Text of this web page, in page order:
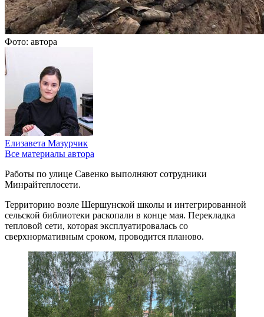
Фото: автора
Елизавета Мазурчик
Все материалы автора
Работы по улице Савенко выполняют сотрудники
Минрайтеплосети.
Территорию возле Шершунской школы и интегрированной
сельской библиотеки раскопали в конце мая. Перекладка
тепловой сети, которая эксплуатировалась со
сверхнормативным сроком, проводится планово.